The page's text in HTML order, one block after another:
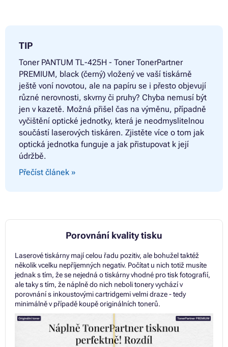
TIP
Toner PANTUM TL-425H - Toner TonerPartner
PREMIUM, black (černý) vložený ve vaší tiskárně
ještě voní novotou, ale na papíru se i přesto objevují
různé nerovnosti, skvrny či pruhy? Chyba nemusí být
jen v kazetě. Možná přišel čas na výměnu, případně
vyčištění optické jednotky, která je neodmyslitelnou
součástí laserových tiskáren. Zjistěte více o tom jak
optická jednotka funguje a jak přistupovat k její
údržbě.
Přečíst článek »
Porovnání kvality tisku
Laserové tiskárny mají celou řadu pozitiv, ale bohužel taktéž
několik vcelku nepříjemných negativ. Počítat u nich totiž musíte
jednak s tím, že se nejedná o tiskárny vhodné pro tisk fotografií,
ale taky s tím, že náplně do nich neboli tonery vychází v
porovnání s inkoustovými cartridgemi velmi draze - tedy
minimálně v případě koupě originálních tonerů.